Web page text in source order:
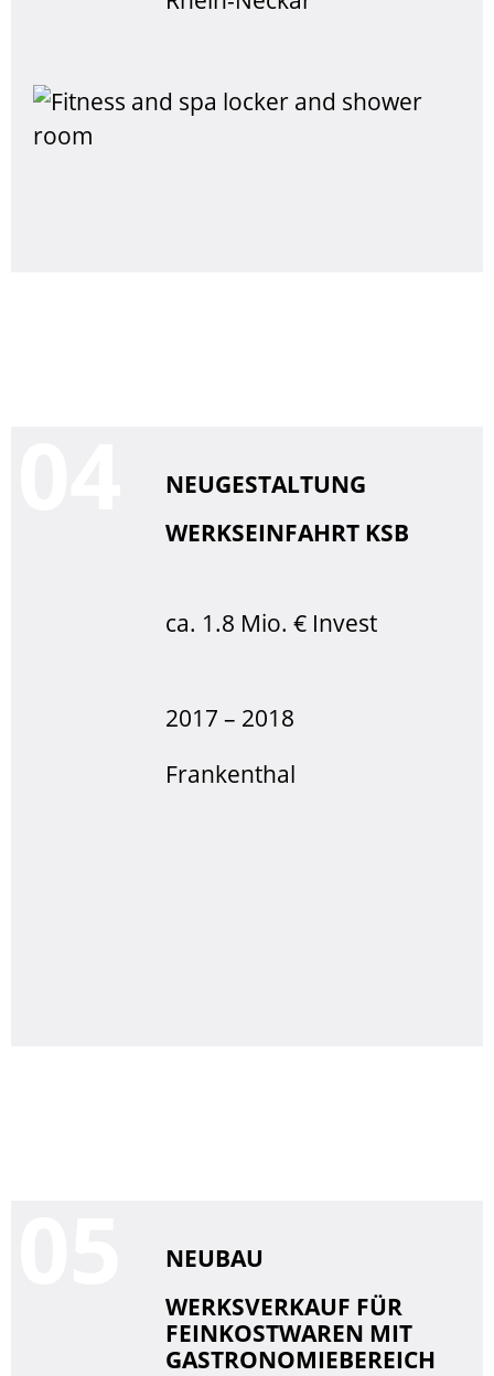
NEUGESTALTUNG
WERKSEINFAHRT KSB
ca. 1.8 Mio. € Invest
2017 – 2018
Frankenthal
NEUBAU
WERKSVERKAUF FÜR
FEINKOSTWAREN MIT
GASTRONOMIEBEREICH